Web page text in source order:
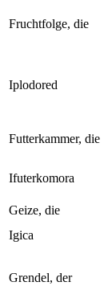
Fruchtfolge, die
Iplodored
Futterkammer, die
Ifuterkomora
Geize, die
Igica
Grendel, der